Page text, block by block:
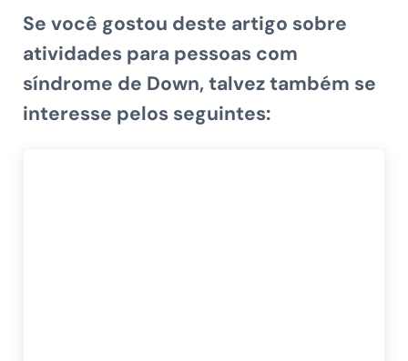
Se você gostou deste artigo sobre
atividades para pessoas com
síndrome de Down, talvez também se
interesse pelos seguintes: